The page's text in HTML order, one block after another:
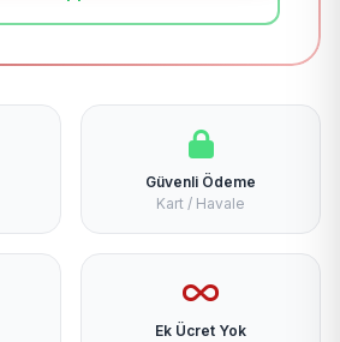
Güvenli Ödeme
Kart / Havale
Ek Ücret Yok